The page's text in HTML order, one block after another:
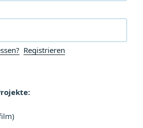
Registrieren